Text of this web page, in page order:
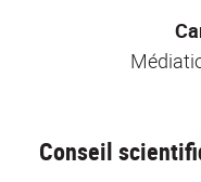
Conseil